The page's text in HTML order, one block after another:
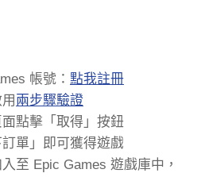
帳號： 點我註冊
兩步驟驗證
點擊「取得」按鈕
單」即可獲得遊戲
至 Epic Games 遊戲庫中，